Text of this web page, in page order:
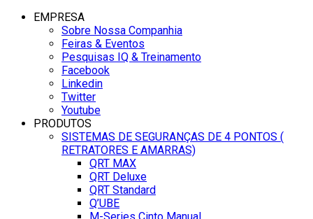
EMPRESA
Sobre Nossa Companhia
Feiras & Eventos
Pesquisas IQ & Treinamento
Facebook
Linkedin
Twitter
Youtube
PRODUTOS
SISTEMAS DE SEGURANÇAS DE 4 PONTOS (
RETRATORES E AMARRAS)
QRT MAX
QRT Deluxe
QRT Standard
Q’UBE